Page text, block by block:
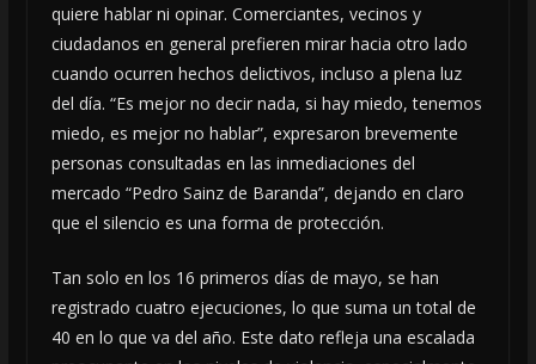
quiere hablar ni opinar. Comerciantes, vecinos y
ciudadanos en general prefieren mirar hacia otro lado
cuando ocurren hechos delictivos, incluso a plena luz
del día. “Es mejor no decir nada, si hay miedo, tenemos
miedo, es mejor no hablar”, expresaron brevemente
personas consultadas en las inmediaciones del
mercado “Pedro Sainz de Baranda”, dejando en claro
que el silencio es una forma de protección.
Tan solo en los 16 primeros días de mayo, se han
registrado cuatro ejecuciones, lo que suma un total de
40 en lo que va del año. Este dato refleja una escalada